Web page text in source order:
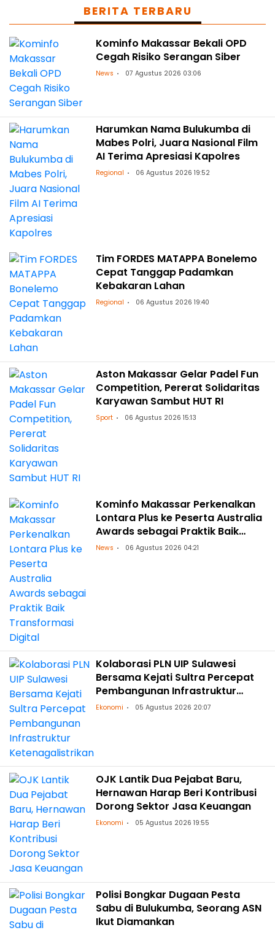
BERITA TERBARU
Kominfo Makassar Bekali OPD
Cegah Risiko Serangan Siber
News 07 Agustus 2026 03:06
Harumkan Nama Bulukumba di
Mabes Polri, Juara Nasional Film
AI Terima Apresiasi Kapolres
Regional 06 Agustus 2026 19:52
Tim FORDES MATAPPA Bonelemo
Cepat Tanggap Padamkan
Kebakaran Lahan
Regional 06 Agustus 2026 19:40
Aston Makassar Gelar Padel Fun
Competition, Pererat Solidaritas
Karyawan Sambut HUT RI
Sport 06 Agustus 2026 15:13
Kominfo Makassar Perkenalkan
Lontara Plus ke Peserta Australia
Awards sebagai Praktik Baik
Transformasi Digital
News 06 Agustus 2026 04:21
Kolaborasi PLN UIP Sulawesi
Bersama Kejati Sultra Percepat
Pembangunan Infrastruktur
Ketenagalistrikan
Ekonomi 05 Agustus 2026 20:07
OJK Lantik Dua Pejabat Baru,
Hernawan Harap Beri Kontribusi
Dorong Sektor Jasa Keuangan
Ekonomi 05 Agustus 2026 19:55
Polisi Bongkar Dugaan Pesta
Sabu di Bulukumba, Seorang ASN
Ikut Diamankan